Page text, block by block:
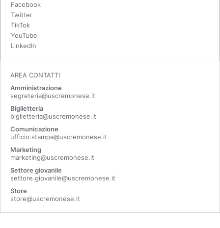
Facebook
Twitter
TikTok
YouTube
LinkedIn
AREA CONTATTI
Amministrazione
segreteria@uscremonese.it
Biglietteria
biglietteria@uscremonese.it
Comunicazione
ufficio.stampa@uscremonese.it
Marketing
marketing@uscremonese.it
Settore giovanile
settore.giovanile@uscremonese.it
Store
store@uscremonese.it